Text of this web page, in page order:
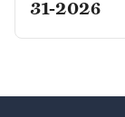
31-2026